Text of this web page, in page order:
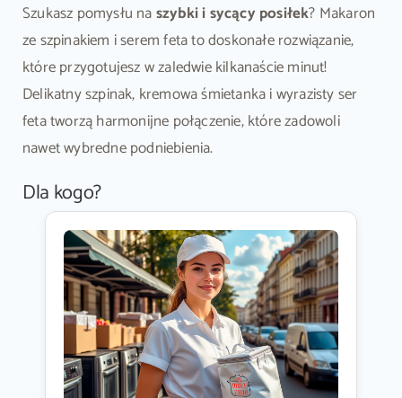
Szukasz pomysłu naszybki i sycący posiłek? Makaron
ze szpinakiem i serem feta to doskonałe rozwiązanie,
które przygotujesz w zaledwie kilkanaście minut!
Delikatny szpinak, kremowa śmietanka i wyrazisty ser
feta tworzą harmonijne połączenie, które zadowoli
nawet wybredne podniebienia.
Dla kogo?